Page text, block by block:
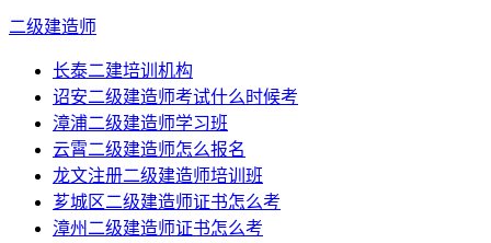
二级建造师
长泰二建培训机构
诏安二级建造师考试什么时候考
漳浦二级建造师学习班
云霄二级建造师怎么报名
龙文注册二级建造师培训班
芗城区二级建造师证书怎么考
漳州二级建造师证书怎么考